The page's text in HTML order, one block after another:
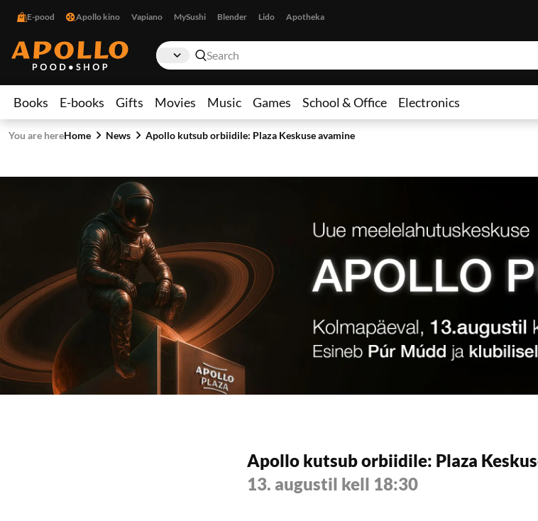
E-pood Apollo kino Vapiano MySushi Blender Lido Apotheka
Books E-books Gifts Movies Music Games School & Office Electronics
You are hereHome News Apollo kutsub orbiidile: Plaza Keskuse avamine
Apollo kutsub orbiidile: Plaza
13. augustil kell 18:30